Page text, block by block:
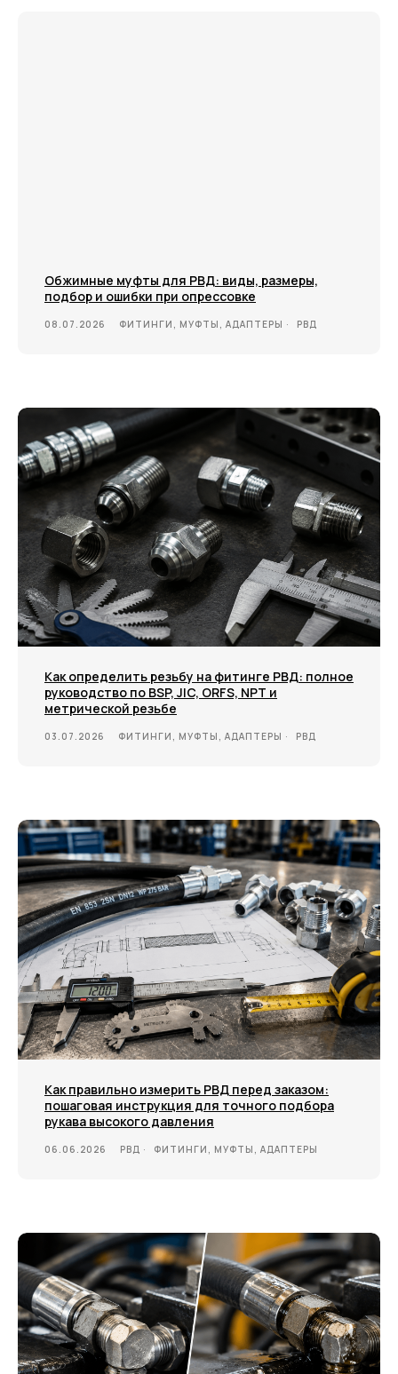
Обжимные муфты для РВД: виды, размеры,
подбор и ошибки при опрессовке
08.07.2026 ФИТИНГИ, МУФТЫ, АДАПТЕРЫ РВД
Как определить резьбу на фитинге РВД: полное
руководство по BSP, JIC, ORFS, NPT и
метрической резьбе
03.07.2026 ФИТИНГИ, МУФТЫ, АДАПТЕРЫ РВД
Как правильно измерить РВД перед заказом:
пошаговая инструкция для точного подбора
рукава высокого давления
06.06.2026 РВД ФИТИНГИ, МУФТЫ, АДАПТЕРЫ
МЕНЮ
Компания
Поставщики
ЧАСЫ РАБОТЫ
Пн - Пт, с 09:00 до 18:00
Отзывы
Каталог
Поддержка
Контакты
КОНТАКТЫ
+7(812)331-45-82
info@evrasiaes.ru
Я соглашаюсь с условиями и даю своё согласие
обработку персональных данных
Отправить
Политика персональных данных
ИНФОРМАЦИЯ